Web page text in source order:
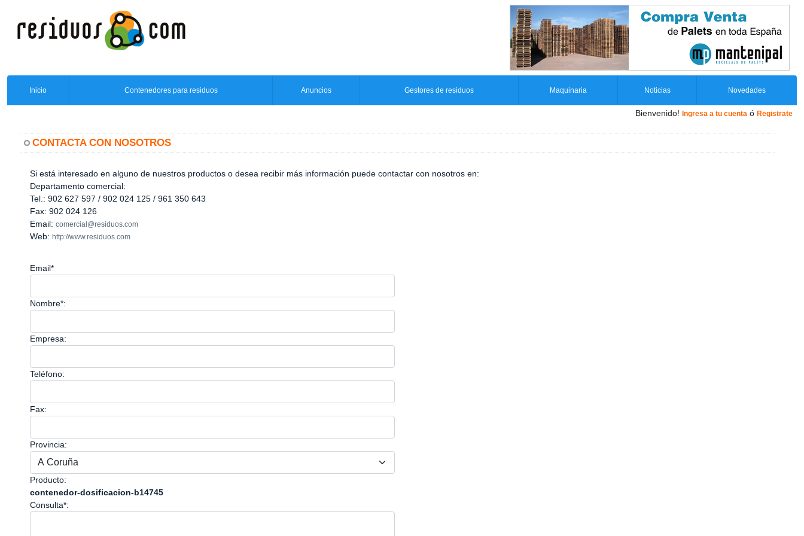
Inicio Contenedores para residuos Anuncios Gestores de residuos Maquinaria Noticias Novedades
Bienvenido! Ingresa a tu cuenta ó Registrate
CONTACTA CON NOSOTROS
Si está interesado en alguno de nuestros productos o desea recibir más información puede contactar con nosotros en:
Departamento comercial:
Tel.: 902 627 597 / 902 024 125 / 961 350 643
Fax: 902 024 126
Email: comercial@residuos.com
Web: http://www.residuos.com
Email*
Nombre*:
Empresa:
Teléfono:
Fax:
Provincia:
Producto:
contenedor-dosificacion-b14745
Consulta*: